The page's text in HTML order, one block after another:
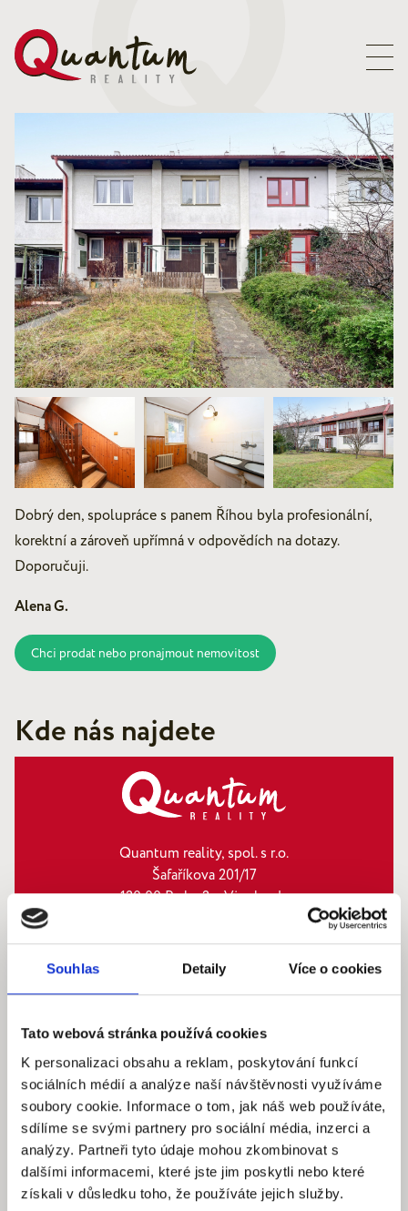
Souhlas Detaily Více o cookies
Tato webová stránka používá cookies
K personalizaci obsahu a reklam, poskytování funkcí
sociálních médií a analýze naší návštěvnosti využíváme
soubory cookie. Informace o tom, jak náš web používáte,
sdílíme se svými partnery pro sociální média, inzerci a
analýzy. Partneři tyto údaje mohou zkombinovat s
dalšími informacemi, které jste jim poskytli nebo které
získali v důsledku toho, že používáte jejich služby.
Dobrý den, spolupráce s panem Říhou byla profesionální,
korektní a zároveň upřímná v odpovědích na dotazy.
Doporučuji.
Alena G.
Chci prodat nebo pronajmout nemovitost
Kde nás najdete
Quantum reality, spol. s r.o.
Šafaříkova 201/17
120 00 Praha 2 – Vinohrady
Pracovní dny: 9.00 – 18.00 hod
info@quantumreality.cz